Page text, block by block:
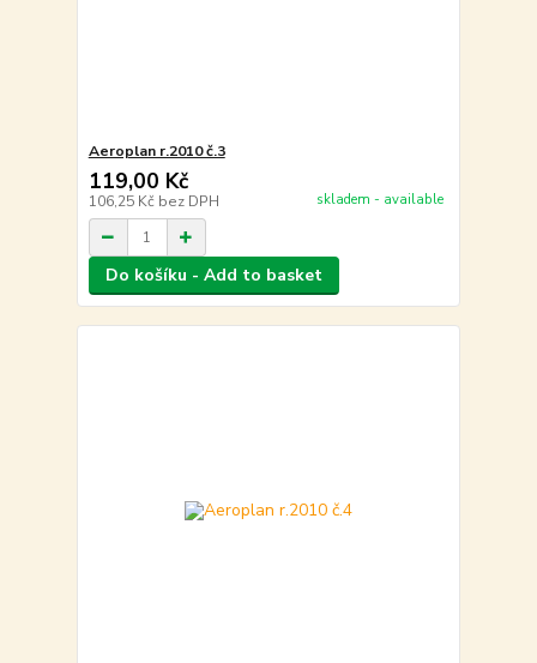
Aeroplan r.2010 č.3
119,00 Kč
106,25 Kč bez DPH skladem - available
Do košíku - Add to basket